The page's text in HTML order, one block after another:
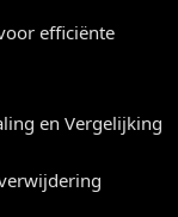
efficiënte
en Vergelijking